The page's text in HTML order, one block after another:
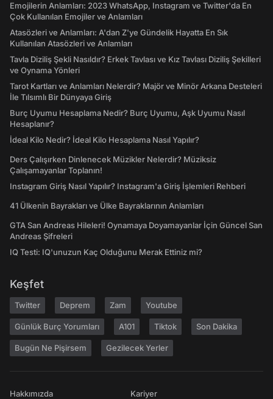
Emojilerin Anlamları: 2023 WhatsApp, Instagram ve Twitter'da En
Çok Kullanılan Emojiler ve Anlamları
Atasözleri ve Anlamları: A'dan Z'ye Gündelik Hayatta En Sık
Kullanılan Atasözleri ve Anlamları
Tavla Diziliş Şekli Nasıldır? Erkek Tavlası ve Kız Tavlası Diziliş Şekilleri
ve Oynama Yönleri
Tarot Kartları ve Anlamları Nelerdir? Majör ve Minör Arkana Desteleri
İle Tılsımlı Bir Dünyaya Giriş
Burç Uyumu Hesaplama Nedir? Burç Uyumu, Aşk Uyumu Nasıl
Hesaplanır?
İdeal Kilo Nedir? İdeal Kilo Hesaplama Nasıl Yapılır?
Ders Çalışırken Dinlenecek Müzikler Nelerdir? Müziksiz
Çalışamayanlar Toplanın!
Instagram Giriş Nasıl Yapılır? Instagram'a Giriş İşlemleri Rehberi
41 Ülkenin Bayrakları ve Ülke Bayraklarının Anlamları
GTA San Andreas Hileleri! Oynamaya Doyamayanlar İçin Güncel San
Andreas Şifreleri
IQ Testi: IQ'unuzun Kaç Olduğunu Merak Ettiniz mi?
Keşfet
Twitter Deprem Zam Youtube
Günlük Burç Yorumları A101 Tiktok Son Dakika
Bugün Ne Pişirsem Gezilecek Yerler
Hakkımızda
Kariyer